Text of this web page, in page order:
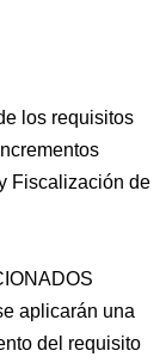
los requisitos
Fiscalización de
aplicarán una
del requisito